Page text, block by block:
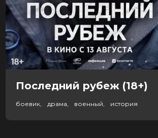
Последний рубеж (18+)
боевик, драма, военный, история